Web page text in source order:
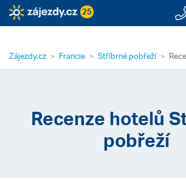
25
Zájezdy.cz Francie Stříbrné pobřeží
Recenze hotelů
pobřeží